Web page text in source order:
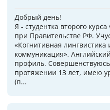
Добрый день!
Я - студентка второго
при Правительстве РФ.
«Когнитивная лингвистика
коммуникация».
профиль.
протяжении 13 лет, имею
(п...